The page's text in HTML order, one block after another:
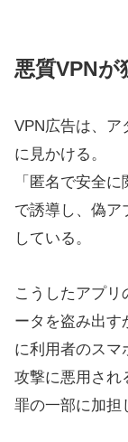
悪質VPNが
VPN広告は、ア
に見かける。
「匿名で安全
で誘導し、偽ア
している。
こうしたアプ
ータを盗み出す
に利用者のスマ
攻撃に悪用され
罪の一部に加担